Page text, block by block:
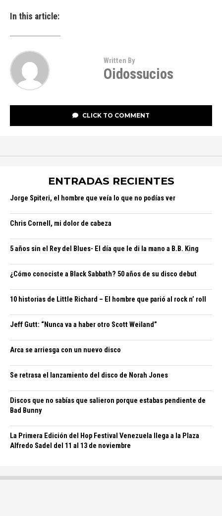
In this article:
Written By
Oidossucios
CLICK TO COMMENT
ENTRADAS RECIENTES
Jorge Spiteri, el hombre que veía lo que no podías ver
Chris Cornell, mi dolor de cabeza
5 años sin el Rey del Blues- El día que le di la mano a B.B. King
¿Cómo conociste a Black Sabbath? 50 años de su disco debut
10 historias de Little Richard – El hombre que parió al rock n’ roll
Jeff Gutt: “Nunca va a haber otro Scott Weiland”
Arca se arriesga con un nuevo disco
Se retrasa el lanzamiento del disco de Norah Jones
Discos que no sabías que salieron porque estabas pendiente de
Bad Bunny
La Primera Edición del Hop Festival Venezuela llega a la Plaza
Alfredo Sadel del 11 al 13 de noviembre